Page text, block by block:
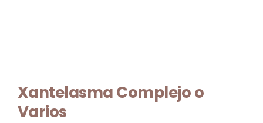
Xantelasma Complejo o
Varios